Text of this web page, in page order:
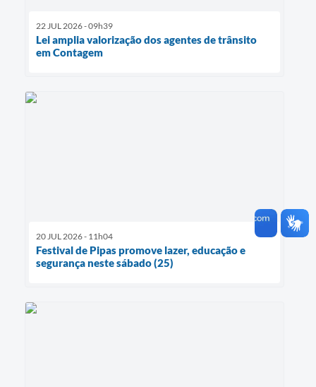
22 JUL 2026 - 09h39
Lei amplia valorização dos agentes de trânsito
em Contagem
20 JUL 2026 - 11h04
Festival de Pipas promove lazer, educação e
segurança neste sábado (25)